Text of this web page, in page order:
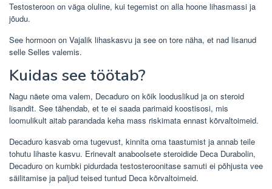
Testosteroon on väga oluline, kui tegemist on alla hoone lihasmassi ja
jõudu.
See hormoon on Vajalik lihaskasvu ja see on tore näha, et nad lisanud
selle Selles valemis.
Kuidas see töötab?
Nagu näete oma valem, Decaduro on kõik looduslikud ja on steroid
lisandit. See tähendab, et te ei saada parimaid koostisosi, mis
loomulikult aitab parandada keha mass riskimata ennast kõrvaltoimeid.
Decaduro kasvab oma tugevust, kinnita oma taastumist ja annab teile
tohutu lihaste kasvu. Erinevalt anaboolsete steroidide Deca Durabolin,
Decaduro on kumbki pidurdada testosteroonitase samuti ei põhjusta vee
säilitamise ja paljud teised tuntud Deca kõrvaltoimeid.